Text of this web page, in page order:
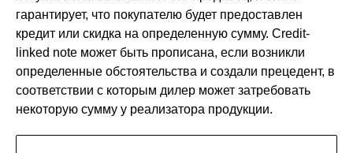
гарантирует, что покупателю будет предоставлен
кредит или скидка на определенную сумму. Credit-
linked note может быть прописана, если возникли
определенные обстоятельства и создали прецедент, в
соответствии с которым дилер может затребовать
некоторую сумму у реализатора продукции.